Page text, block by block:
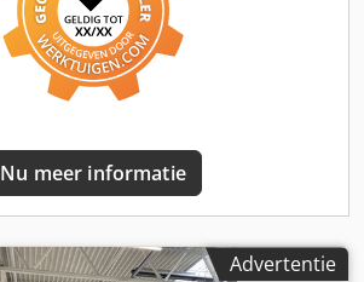
Nu meer informatie
Advertentie